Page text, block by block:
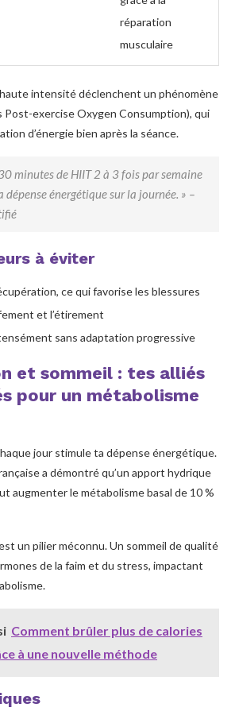
réparation
musculaire
intensité déclenchent un phénomène
Post-exercise Oxygen Consumption), qui
d’énergie bien après la séance.
minutes de HIIT 2 à 3 fois par semaine
énergétique sur la journée. » –
à éviter
ce qui favorise les blessures
et l’étirement
sans adaptation progressive
et sommeil : tes alliés
pour un métabolisme
jour stimule ta dépense énergétique.
a démontré qu’un apport hydrique
augmenter le métabolisme basal de 10 %
un pilier méconnu. Un sommeil de qualité
de la faim et du stress, impactant
Comment brûler plus de calories
à une nouvelle méthode